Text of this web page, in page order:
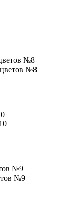
№8
№8
№8
№9
№9
№9